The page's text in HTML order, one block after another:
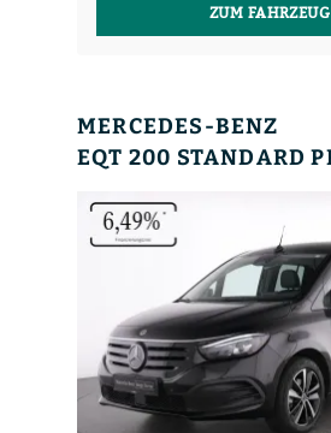
ZUM FAHRZEUG
MERCEDES-BENZ